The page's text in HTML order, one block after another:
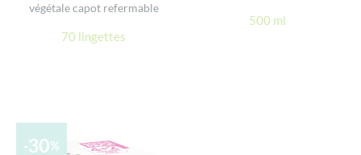
végétale capot refermable
70 lingettes
500 ml